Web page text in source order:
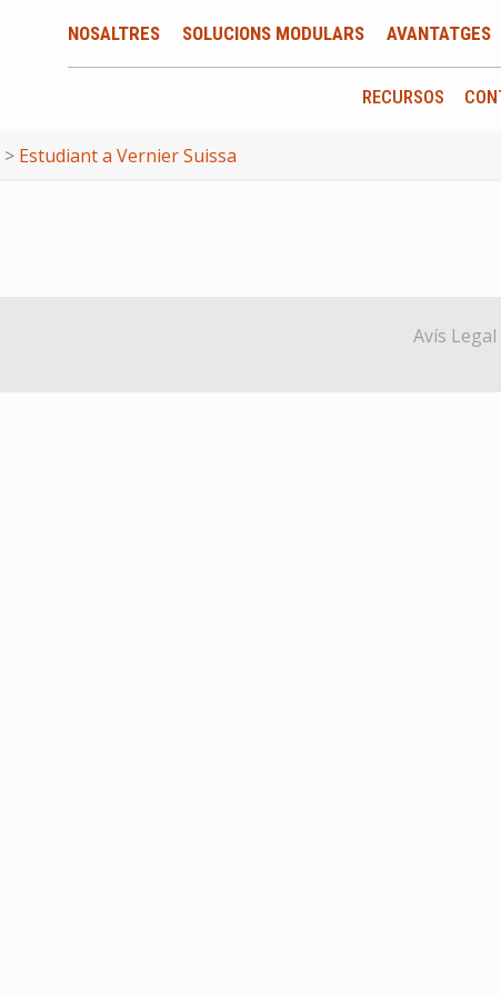
NOSALTRES SOLUCIONS MODULARS AVANTATGES
RECURSOS
> Estudiant a Vernier Suissa
Avís Legal